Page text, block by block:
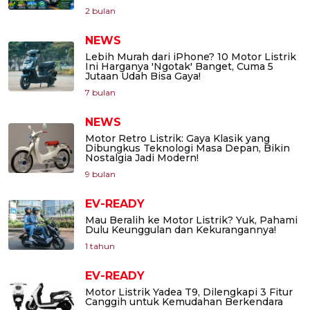
2 bulan
NEWS
Lebih Murah dari iPhone? 10 Motor Listrik
Ini Harganya 'Ngotak' Banget, Cuma 5
Jutaan Udah Bisa Gaya!
7 bulan
NEWS
Motor Retro Listrik: Gaya Klasik yang
Dibungkus Teknologi Masa Depan, Bikin
Nostalgia Jadi Modern!
9 bulan
EV-READY
Mau Beralih ke Motor Listrik? Yuk, Pahami
Dulu Keunggulan dan Kekurangannya!
1 tahun
EV-READY
Motor Listrik Yadea T9, Dilengkapi 3 Fitur
Canggih untuk Kemudahan Berkendara